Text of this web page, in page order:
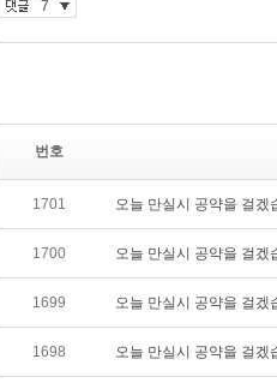
번호
1701 오늘 만실시 공약을 걸겠
1700 오늘 만실시 공약을 걸겠
1699 오늘 만실시 공약을 걸겠
1698 오늘 만실시 공약을 걸겠